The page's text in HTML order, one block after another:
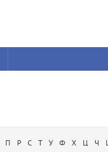
П Р С Т У Ф Х Ц Ч